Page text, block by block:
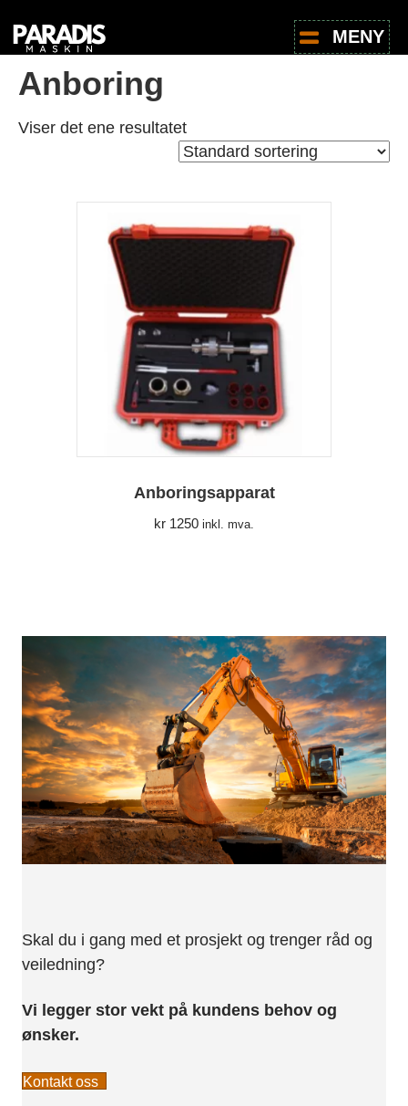
MENY
Hjem/Butikk / Produkter med stikkord «Anboring»
Anboring
Viser det ene resultatet
Anboringsapparat
kr 1250 inkl. mva.
Skal du i gang med et prosjekt og trenger råd og
veiledning?
Vi legger stor vekt på kundens behov og
ønsker.
Kontakt oss